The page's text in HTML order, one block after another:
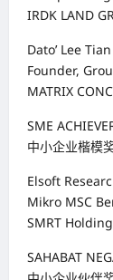
IRDK LAND
Dato’ Lee
Founder,
MATRIX
SME
中小企业楷模
Elsoft
Mikro MSC
SMRT
SAHABAT